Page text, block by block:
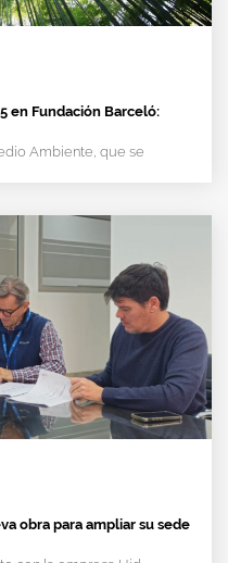
en Fundación Barceló:
Ambiente, que se
obra para ampliar su sede